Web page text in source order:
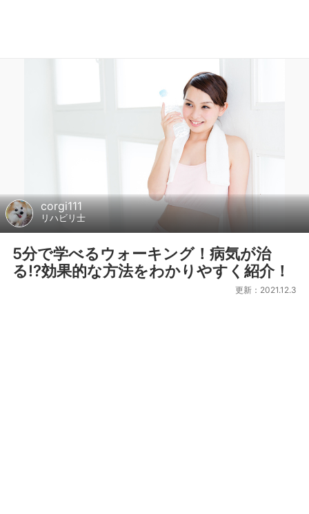
corgi111
リハビリ士
5分で学べるウォーキング！病気が治
る⁉効果的な方法をわかりやすく紹介！
更新：2021.12.3